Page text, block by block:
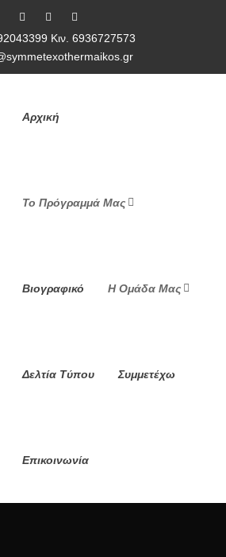
Κιν. 6936727573
Αρχική
Το Πρόγραμμά Μας
Βιογραφικό Η Ομάδα Μας
Δελτία Τύπου Συμμετέχω
Επικοινωνία
εργαλείων